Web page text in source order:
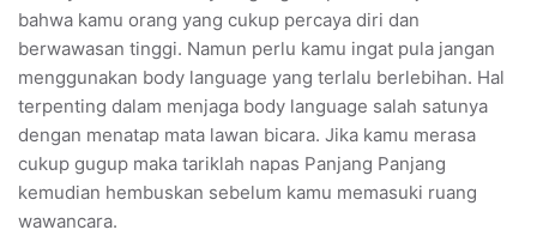
bahwa kamu orang yang cukup percaya diri dan
berwawasan tinggi. Namun perlu kamu ingat pula jangan
menggunakan body language yang terlalu berlebihan. Hal
terpenting dalam menjaga body language salah satunya
dengan menatap mata lawan bicara. Jika kamu merasa
cukup gugup maka tariklah napas Panjang Panjang
kemudian hembuskan sebelum kamu memasuki ruang
wawancara.